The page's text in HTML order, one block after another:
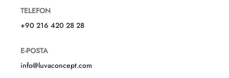
TELEFON
+90 216 420 28 28
E-POSTA
info@luvaconcept.com